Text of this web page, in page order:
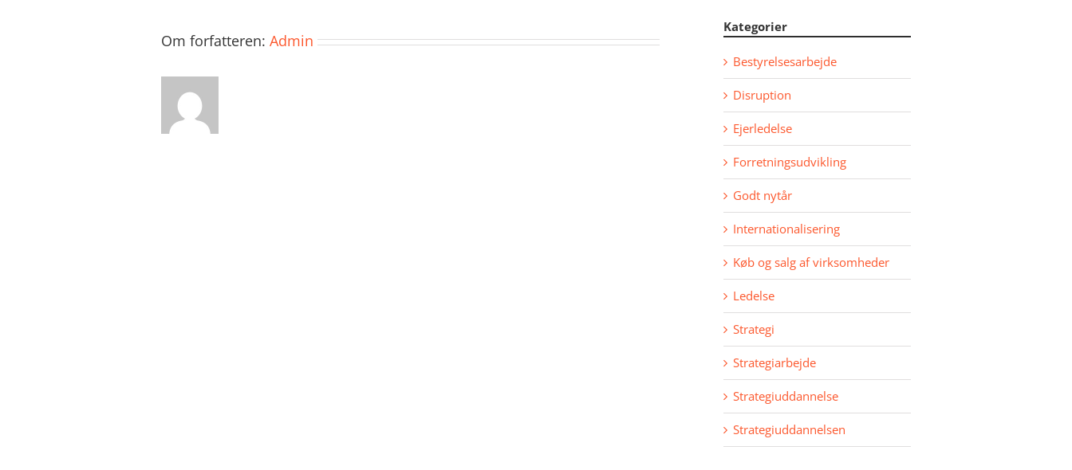
Om forfatteren: Admin
Kategorier
Bestyrelsesarbejde
Disruption
Ejerledelse
Forretningsudvikling
Godt nytår
Internationalisering
Køb og salg af virksomheder
Ledelse
Strategi
Strategiarbejde
Strategiuddannelse
Strategiuddannelsen